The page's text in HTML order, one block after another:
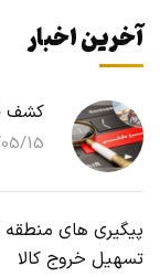
آخرین اخبار
کشف
15
پیگیری های منطقه
تسهیل خروج کالا